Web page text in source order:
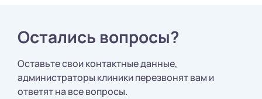
Остались вопросы?
Оставьте свои контактные данные,
администраторы клиники перезвонят вам и
ответят на все вопросы.